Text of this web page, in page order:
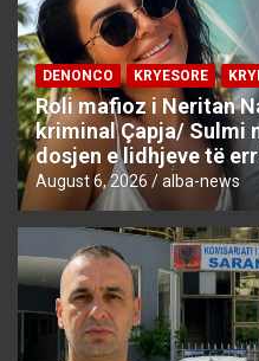
DENONCO KRYESORE
Roli mafioz i Neritan
kriminal Çapja/ Sulmi
dosjen e lidhjeve të
August 6, 2026 alba-news